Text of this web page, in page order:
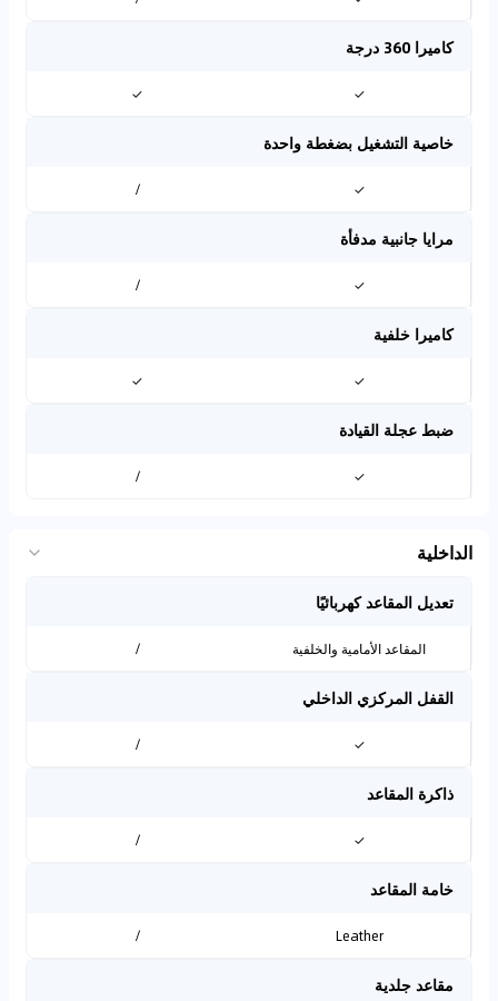
كاميرا 360 درجة
✓
✓
خاصية التشغيل بضغطة واحدة
✓
/
مرايا جانبية مدفأة
✓
/
كاميرا خلفية
✓
✓
ضبط عجلة القيادة
✓
/
الداخلية
تعديل المقاعد كهربائيًا
المقاعد الأمامية والخلفية /
القفل المركزي الداخلي
✓
/
ذاكرة المقاعد
✓
/
خامة المقاعد
Leather
/
مقاعد جلدية